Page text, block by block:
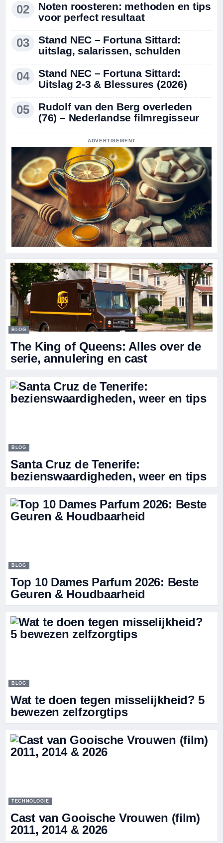
Noten roosteren: methoden en tips
voor perfect resultaat
Stand NEC – Fortuna Sittard:
uitslag, salarissen, schulden
Stand NEC – Fortuna Sittard:
Uitslag 2-3 & Blessures (2026)
Rudolf van den Berg overleden
(76) – Nederlandse filmregisseur
ADVERTISEMENT
BLOG
The King of Queens: Alles over de
serie, annulering en cast
BLOG
Santa Cruz de Tenerife:
bezienswaardigheden, weer en tips
BLOG
Top 10 Dames Parfum 2026: Beste
Geuren & Houdbaarheid
BLOG
Wat te doen tegen misselijkheid? 5
bewezen zelfzorgtips
TECHNOLOGIE
Cast van Gooische Vrouwen (film)
2011, 2014 & 2026